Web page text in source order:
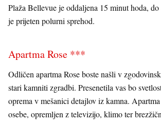
Plaža Bellevue je oddaljena 15 minut hoda, do
je prijeten polurni sprehod.
Apartma Rose ***
Odličen apartma Rose boste našli v
stari kamniti zgradbi. Presenetila vas bo
oprema v mešanici detajlov iz kamna.
osebe, opremljen z televizijo, klimo ter